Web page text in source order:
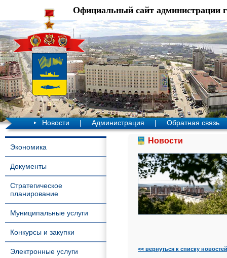
Официальный сайт администрации
Новости | Администрация | Обратная связь
Экономика
Документы
Стратегическое
планирование
Муниципальные услуги
Конкурсы и закупки
Электронные услуги
Новости
<< вернуться к списку новостей